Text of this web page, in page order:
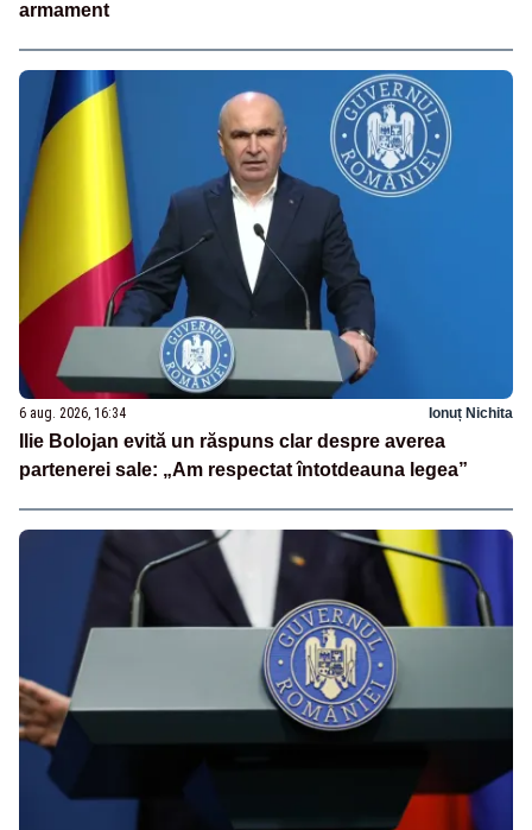
armament
6 aug. 2026, 16:34 Ionuț Nichita
Ilie Bolojan evită un răspuns clar despre averea
partenerei sale: „Am respectat întotdeauna legea”